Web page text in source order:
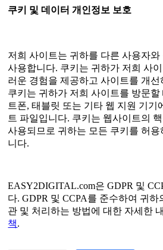
쿠키 및 데이터 개인정보 보호
저희 사이트는 귀하를 다른 사용자
사용합니다. 쿠키는 귀하가 저희 사
러운 경험을 제공하고 사이트를 개
쿠키는 귀하가 저희 사이트를 방문
트폰, 태블릿 또는 기타 웹 지원 기기
트 파일입니다. 쿠키는 웹사이트의
사용되므로 귀하는 모든 쿠키를 허
니다.
EASY2DIGITAL.com은 GDPR 및
다. GDPR 및 CCPA를 준수하여 귀하
관 및 처리하는 방법에 대한 자세한
책.
사용자 가이드
HTML 사이트맵
언어
영어
간체 중국어
중국어 번체
프랑스 국민
한국인